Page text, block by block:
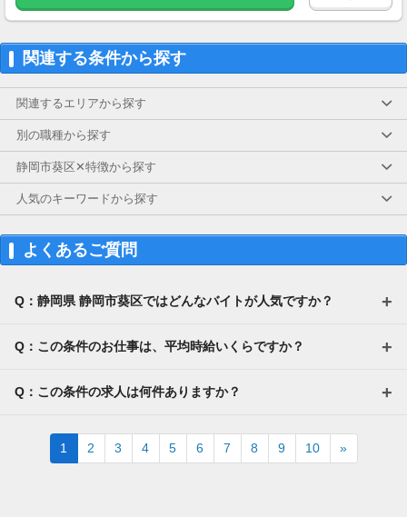
関連する条件から探す
関連するエリアから探す
別の職種から探す
静岡市葵区✕特徴から探す
人気のキーワードから探す
よくあるご質問
Q：静岡県 静岡市葵区ではどんなバイトが人気ですか？
Q：この条件のお仕事は、平均時給いくらですか？
Q：この条件の求人は何件ありますか？
1 2 3 4 5 6 7 8 9 10 »Next